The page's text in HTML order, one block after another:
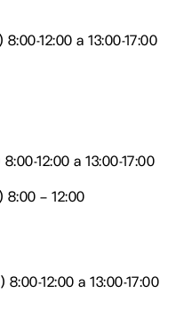
12:00 a 13:00-17:00
12:00 a 13:00-17:00
8:00 – 12:00
12:00 a 13:00-17:00